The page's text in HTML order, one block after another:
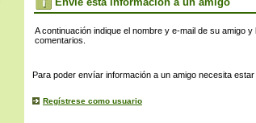
A continuación indique el nombre y e-mail de su amigo
comentarios.
Para poder envíar información a un amigo necesita
Regístrese como usuario